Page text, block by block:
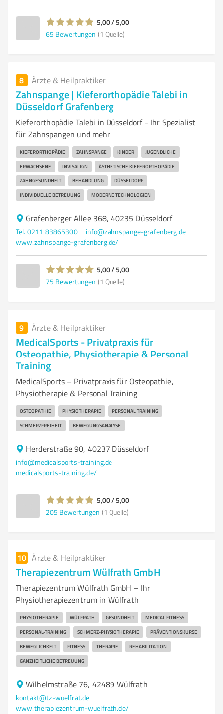
5,00 / 5,00
65 Bewertungen (1 Quelle)
8 Ärzte & Heilpraktiker
Zahnspange | Kieferorthopädie Talebi in
Düsseldorf Grafenberg
Kieferorthopädie Talebi in Düsseldorf - Ihr Spezialist
für Zahnspangen und mehr
KIEFERORTHOPÄDIE ZAHNSPANGE KINDER JUGENDLICHE
ERWACHSENE INVISALIGN ÄSTHETISCHE KIEFERORTHOPÄDIE
ZAHNGESUNDHEIT BEHANDLUNG DÜSSELDORF
INDIVIDUELLE BETREUUNG MODERNE TECHNOLOGIEN
Grafenberger Allee 368, 40235 Düsseldorf
Tel. 0211 83865300
info@zahnspange-grafenberg.de
www.zahnspange-grafenberg.de/
5,00 / 5,00
75 Bewertungen (1 Quelle)
9 Ärzte & Heilpraktiker
MedicalSports - Privatpraxis für
Osteopathie, Physiotherapie & Personal
Training
MedicalSports – Privatpraxis für Osteopathie,
Physiotherapie & Personal Training
OSTEOPATHIE PHYSIOTHERAPIE PERSONAL TRAINING
SCHMERZFREIHEIT BEWEGUNGSANALYSE
Herderstraße 90, 40237 Düsseldorf
info@medicalsports-training.de
medicalsports-training.de/
5,00 / 5,00
205 Bewertungen (1 Quelle)
10 Ärzte & Heilpraktiker
Therapiezentrum Wülfrath GmbH
Therapiezentrum Wülfrath GmbH – Ihr
Physiotherapiezentrum in Wülfrath
PHYSIOTHERAPIE WÜLFRATH GESUNDHEIT MEDICAL FITNESS
PERSONAL-TRAINING SCHMERZ-PHYSIOTHERAPIE PRÄVENTIONSKURSE
BEWEGLICHKEIT FITNESS THERAPIE REHABILITATION
GANZHEITLICHE BETREUUNG
Wilhelmstraße 76, 42489 Wülfrath
kontakt@tz-wuelfrat.de
www.therapiezentrum-wuelfrath.de/